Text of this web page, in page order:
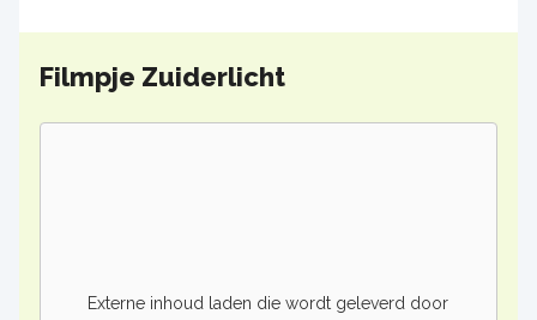
Filmpje Zuiderlicht
Externe inhoud laden die wordt geleverd door